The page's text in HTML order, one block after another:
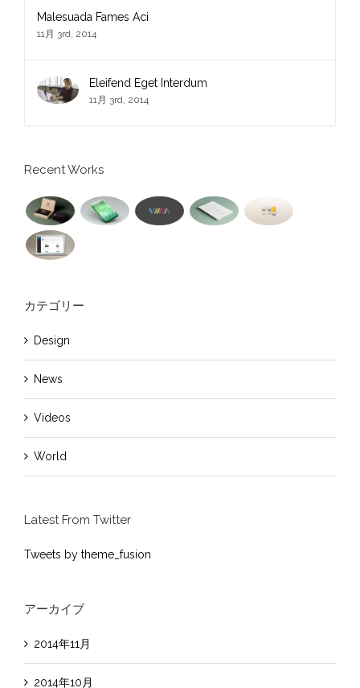
Malesuada Fames Aci
11月 3rd, 2014
Eleifend Eget Interdum
11月 3rd, 2014
Recent Works
カテゴリー
Design
News
Videos
World
Latest From Twitter
Tweets by theme_fusion
アーカイブ
2014年11月
2014年10月